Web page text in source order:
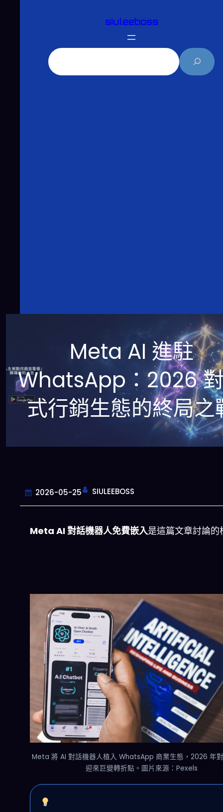
siuleeboss
Meta AI 進駐
WhatsApp：2026
式行銷生態的終局之
2026-05-25 SIULEEBOSS
Meta AI 對話機器人免費嵌入是這篇文章討論的
Meta 將 AI 對話機器人植入 WhatsApp 商業生態，2026 年
迎來巨變轉折點。圖片來源：Pexels